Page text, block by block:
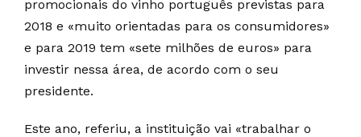
promocionais do vinho português previstas para
2018 e «muito orientadas para os consumidores»
e para 2019 tem «sete milhões de euros» para
investir nessa área, de acordo com o seu
presidente.
Este ano, referiu, a instituição vai «trabalhar o